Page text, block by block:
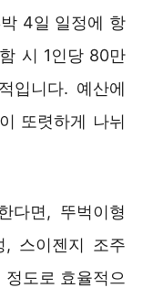
4일 일정에 항
시 1인당 80만
입니다. 예산에
또렷하게 나뉘
다면, 뚜벅이형
, 스이젠지 조주
도로 효율적으